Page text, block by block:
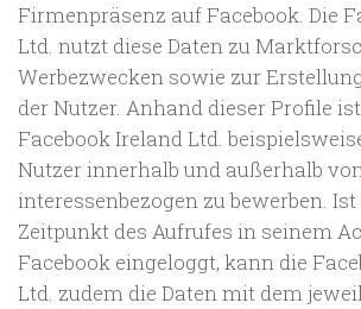
Firmenpräsenz auf Facebook. Die
Ltd. nutzt diese Daten zu
Werbezwecken sowie zur
der Nutzer. Anhand dieser Profile
Facebook Ireland Ltd.
Nutzer innerhalb und außerhalb
interessenbezogen zu bewerben.
Zeitpunkt des Aufrufes in seinem
Facebook eingeloggt, kann die
Ltd. zudem die Daten mit dem